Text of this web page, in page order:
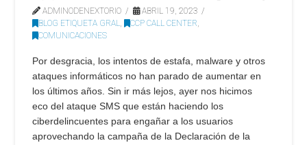
ADMINODENEXTORIO
ABRIL 19, 2023
BLOG ETIQUETA GRAL
, CCP CALL CENTER
COMUNICACIONES
Por desgracia, los intentos de estafa, malware y otros
ataques informáticos no han parado de aumentar en
los últimos años. Sin ir más lejos, ayer nos hicimos
eco del ataque SMS que están haciendo los
ciberdelincuentes para engañar a los usuarios
aprovechando la campaña de la Declaración de la